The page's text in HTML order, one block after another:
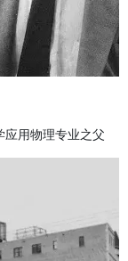
应用物理专业之父